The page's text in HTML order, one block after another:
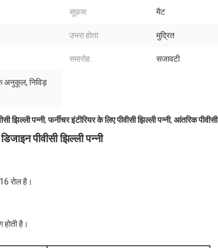
सूफ़स: मैट
उभरा होता: मुद्रित
समारोह: सजावटी
अनुकूल, निविड़
झिल्ली पन्नी,फर्नीचर इंटीरियर के लिए पीवीसी झिल्ली पन्नी, आंतरिक
पीवीसी झिल्ली पन्नी
रोल है।
होती है।